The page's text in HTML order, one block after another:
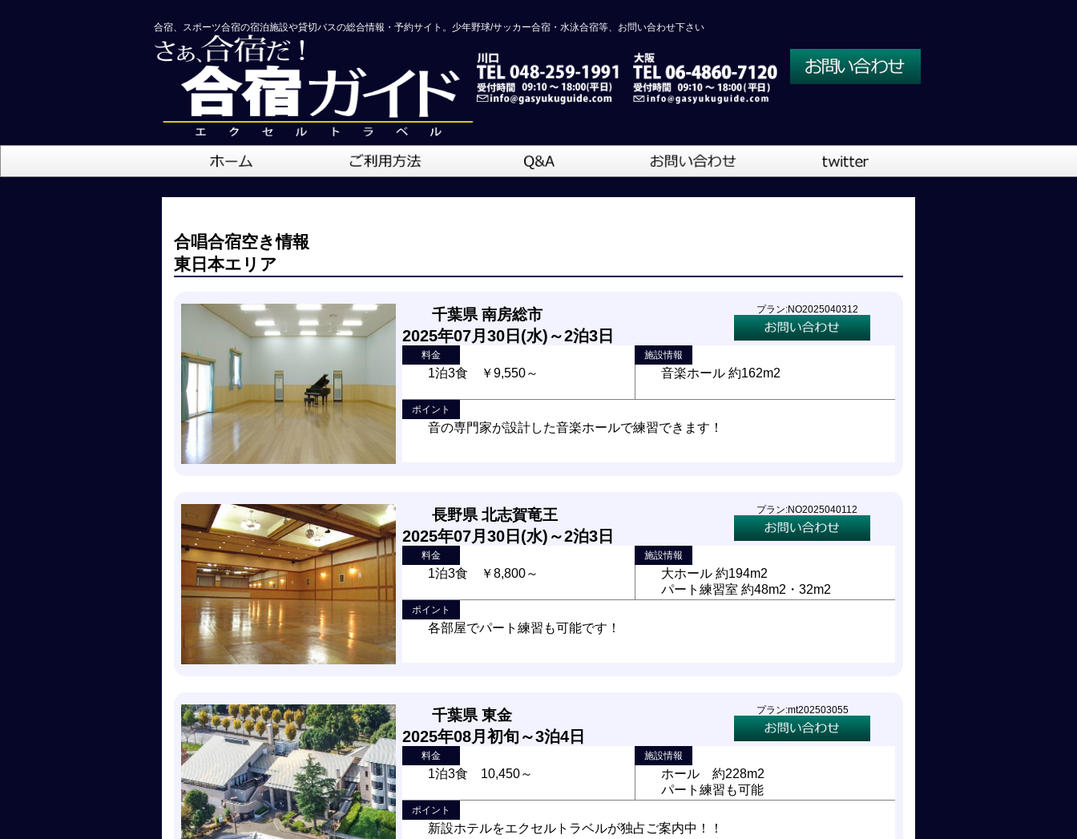
合宿、スポーツ合宿の宿泊施設や貸切バスの総合情報・予約サイト。少年野球/サッカー合宿・水泳合宿等、お問い合わせ下さい
合唱合宿空き情報
東日本エリア
千葉県 南房総市
2025年07月30日(水)～2泊3日
プラン:NO2025040312
料金
1泊3食 ￥9,550～
施設情報
音楽ホール 約162m2
ポイント
音の専門家が設計した音楽ホールで練習できます！
長野県 北志賀竜王
2025年07月30日(水)～2泊3日
プラン:NO2025040112
料金
1泊3食 ￥8,800～
施設情報
大ホール 約194m2
パート練習室 約48m2・32m2
ポイント
各部屋でパート練習も可能です！
千葉県 東金
2025年08月初旬～3泊4日
プラン:mt202503055
料金
1泊3食 10,450～
施設情報
ホール 約228m2
パート練習も可能
ポイント
新設ホテルをエクセルトラベルが独占ご案内中！！